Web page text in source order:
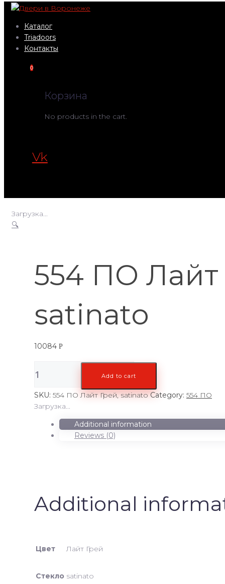
Перейти
контентуКаталог
Triadoors
Контакты
0
Корзина
No products in the cart.
Vk
Загрузка...
🔍
554 ПО Лайт
satinato
10084 Р
ПО
Грей,
satinato
quantity
Add to cart
SKU: 554 ПО Лайт Грей, satinato Category: 554 ПО
Загрузка...
Additional information
Reviews (0)
Additional
Цвет Лайт Грей
Стекло satinato